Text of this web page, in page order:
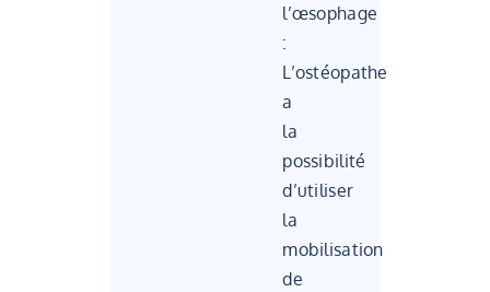
l’œsophage
:
L’ostéopathe
a
la
possibilité
d’utiliser
la
mobilisation
de